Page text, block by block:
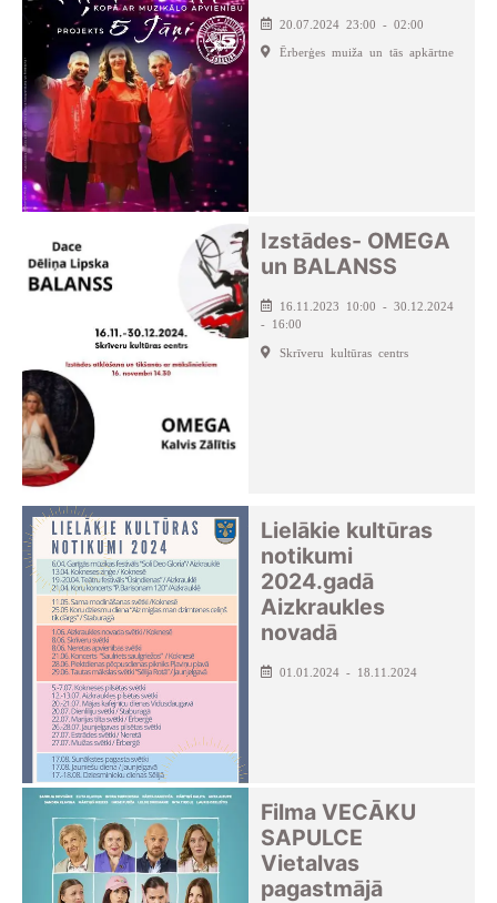
20.07.2024 23:00 - 02:00
Ērberģes muiža un tās apkārtne
Izstādes- OMEGA
un BALANSS
16.11.2023 10:00 - 30.12.2024
- 16:00
Skrīveru kultūras centrs
Lielākie kultūras
notikumi
2024.gadā
Aizkraukles
novadā
01.01.2024 - 18.11.2024
Filma VECĀKU
SAPULCE
Vietalvas
pagastmājā